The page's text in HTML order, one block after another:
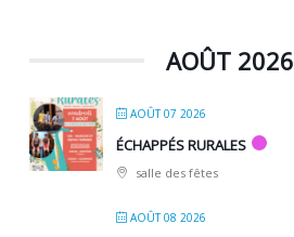
AOÛT 2026
AOÛT 07 2026
ÉCHAPPÉS RURALES
salle des fêtes
AOÛT 08 2026